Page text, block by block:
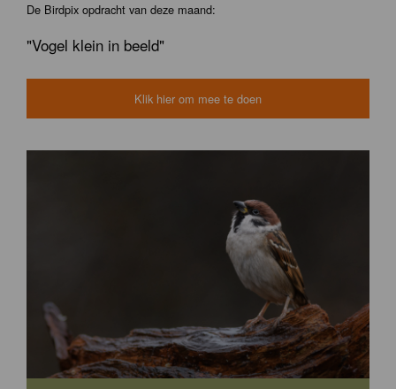
De Birdpix opdracht van deze maand:
"Vogel klein in beeld"
Klik hier om mee te doen